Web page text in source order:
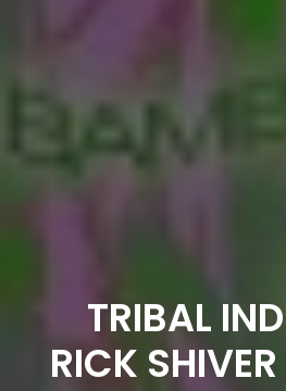
TRIBAL
RICK